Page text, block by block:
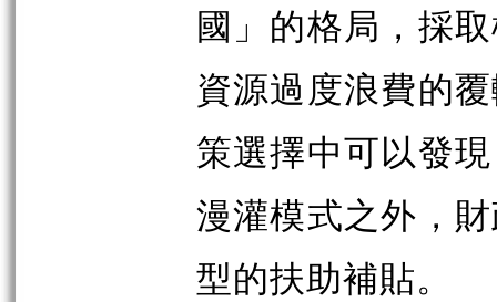
國」的格局，採
資源過度浪費的
策選擇中可以發
漫灌模式之外，
型的扶助補貼。